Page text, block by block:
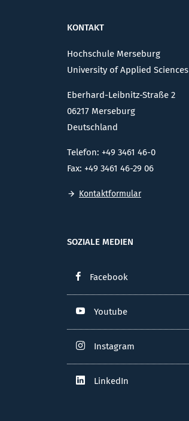
KONTAKT
Hochschule Merseburg
University of Applied Sciences
Eberhard-Leibnitz-Straße 2
06217 Merseburg
Deutschland
Telefon: +49 3461 46-0
Fax: +49 3461 46-29 06
Kontaktformular
SOZIALE MEDIEN
Facebook
Youtube
Instagram
LinkedIn